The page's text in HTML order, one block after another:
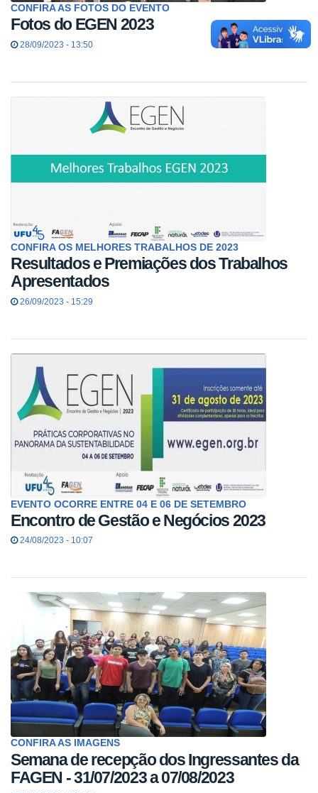
CONFIRA AS FOTOS DO EVENTO
Fotos do EGEN 2023
28/09/2023 - 13:50
CONFIRA OS MELHORES TRABALHOS DE 2023
Resultados e Premiações dos Trabalhos
Apresentados
26/09/2023 - 15:29
EVENTO OCORRE ENTRE 04 E 06 DE SETEMBRO
Encontro de Gestão e Negócios 2023
24/08/2023 - 10:07
CONFIRA AS IMAGENS
Semana de recepção dos Ingressantes da
FAGEN - 31/07/2023 a 07/08/2023